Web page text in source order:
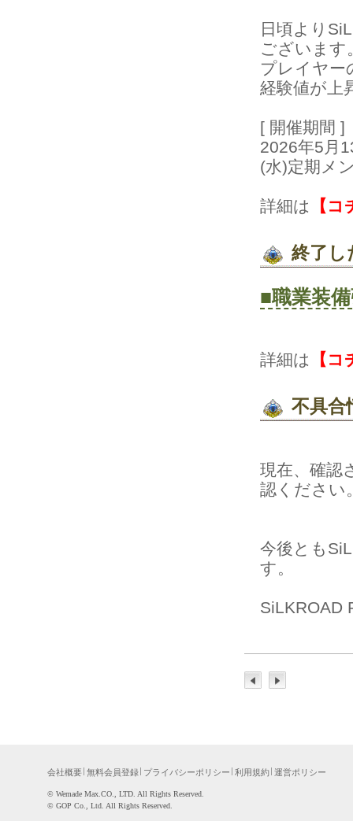
日頃より
ございます
プレイヤー
経験値が上
[開催期間]
2026年5月
(水)定期メ
詳細は 【
終了し
■職業装
詳細は 【
不具合
現在、確認
認ください
今後とも
す。
会社概要 無料会員登録 プライバシーポリシー 利用規約 運営ポリシー
©WemadeMax.CO.,LTD.AllRightsReserved.
©GOPCo.,Ltd.AllRightsReserved.